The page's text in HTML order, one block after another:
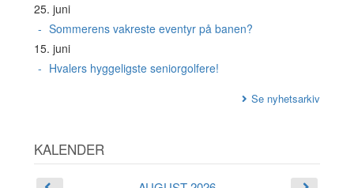
25. juni
Sommerens vakreste eventyr på banen?
15. juni
Hvalers hyggeligste seniorgolfere!
Se nyhetsarkiv
KALENDER